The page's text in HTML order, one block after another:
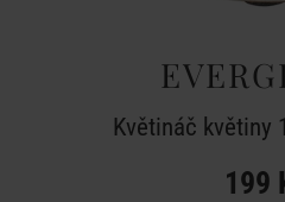
Květináč květiny
199